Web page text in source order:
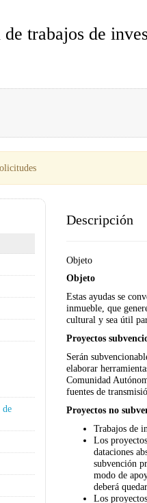
trabajos de
de
Descripción
Objeto
Objeto
Estas ayudas se
inmueble, que
cultural y sea útil
Proyectos
Serán subven
elaborar
Comunidad
fuentes de
Proyectos no
Trabajos de
Los
dataciones
subvención
modo de
deberá
Los